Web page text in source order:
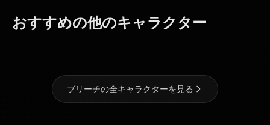
おすすめの他のキャラクター
ー・ジャガー
ジャック
ブリーチの全キャラクターを見る